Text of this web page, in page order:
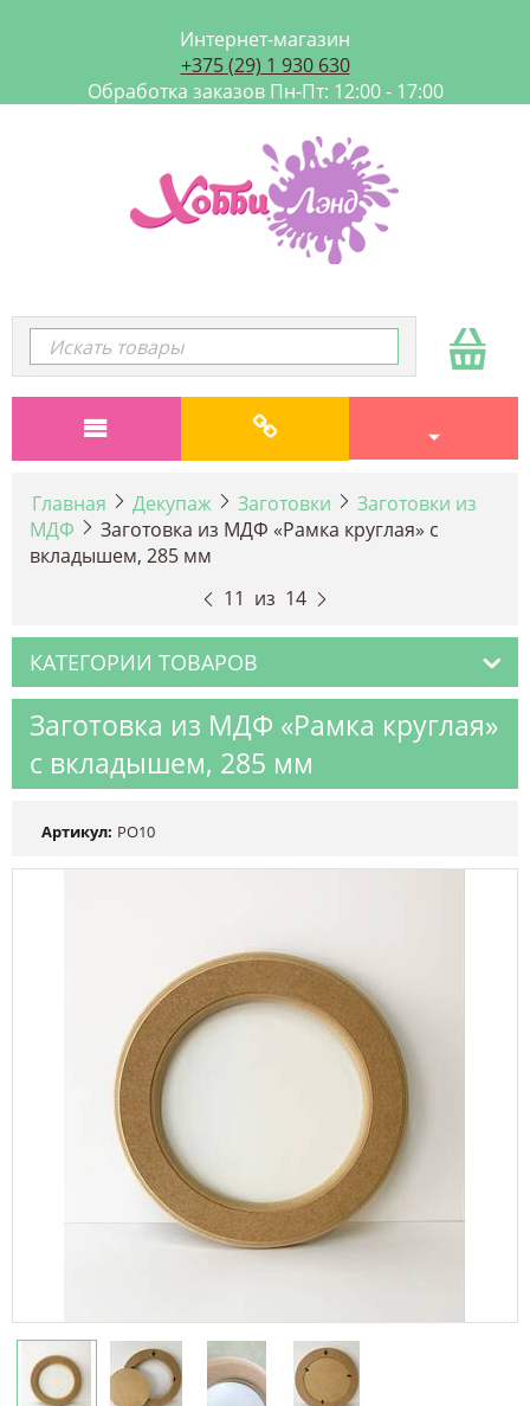
Интернет-магазин
+375 (29) 1 930 630
Обработка заказов Пн-Пт: 12:00 - 17:00
Главная Декупаж Заготовки
Заготовки из
МДФ
Заготовка из МДФ «Рамка круглая» с
вкладышем, 285 мм
11 из 14
КАТЕГОРИИ ТОВАРОВ
Заготовка из МДФ «Рамка круглая»
с вкладышем, 285 мм
Артикул: РО10